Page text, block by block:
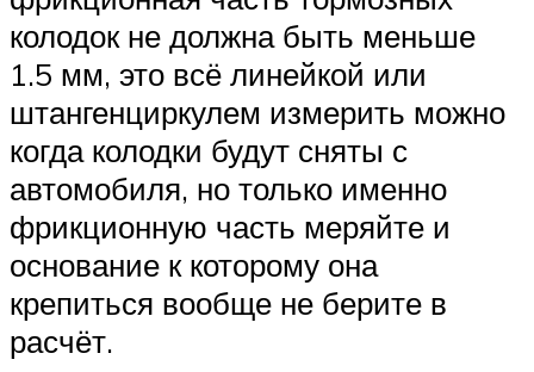
колодок не должна быть меньше
1.5 мм, это всё линейкой или
штангенциркулем измерить можно
когда колодки будут сняты с
автомобиля, но только именно
фрикционную часть меряйте и
основание к которому она
крепиться вообще не берите в
расчёт.